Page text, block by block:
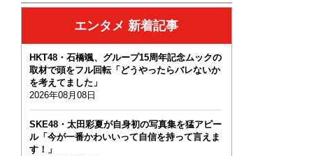
エンタメ 新着記事
HKT48・石橋颯、グループ15周年記念ムックの
取材で頭をフル回転「どうやったらバレないか
を考えてました」
2026年08月08日
SKE48・太田彩夏が自身初の写真集を猛アピー
ル「今が一番かわいいって自信を持って言えま
す！」